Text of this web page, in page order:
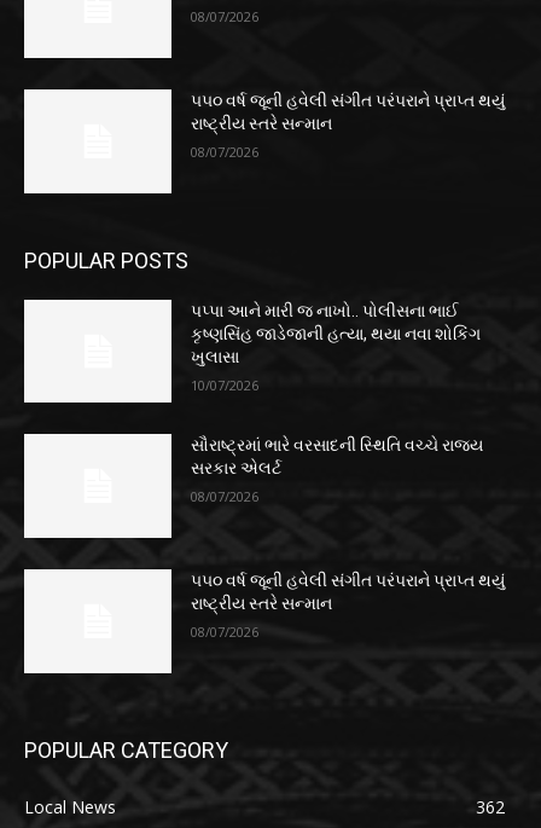
08/07/2026
૫૫૦ વર્ષ જૂની હવેલી સંગીત પરંપરાને પ્રાપ્ત થયું
રાષ્ટ્રીય સ્તરે સન્માન
08/07/2026
POPULAR POSTS
પપ્પા આને મારી જ નાખો.. પોલીસના ભાઈ
કૃષ્ણસિંહ જાડેજાની હત્યા, થયા નવા શોકિંગ
ખુલાસા
10/07/2026
સૌરાષ્ટ્રમાં ભારે વરસાદની સ્થિતિ વચ્ચે રાજ્ય
સરકાર એલર્ટ
08/07/2026
૫૫૦ વર્ષ જૂની હવેલી સંગીત પરંપરાને પ્રાપ્ત થયું
રાષ્ટ્રીય સ્તરે સન્માન
08/07/2026
POPULAR CATEGORY
Local News
362